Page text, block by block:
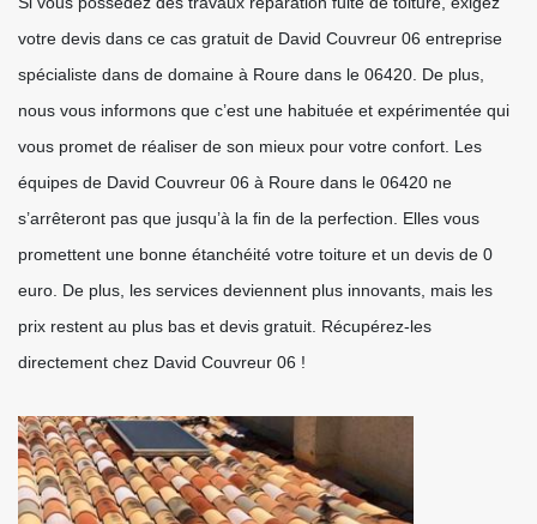
votre devis dans ce cas gratuit de David Couvreur 06 entreprise
spécialiste dans de domaine à Roure dans le 06420. De plus,
nous vous informons que c’est une habituée et expérimentée qui
vous promet de réaliser de son mieux pour votre confort. Les
équipes de David Couvreur 06 à Roure dans le 06420 ne
s’arrêteront pas que jusqu’à la fin de la perfection. Elles vous
promettent une bonne étanchéité votre toiture et un devis de 0
euro. De plus, les services deviennent plus innovants, mais les
prix restent au plus bas et devis gratuit. Récupérez-les
directement chez David Couvreur 06 !